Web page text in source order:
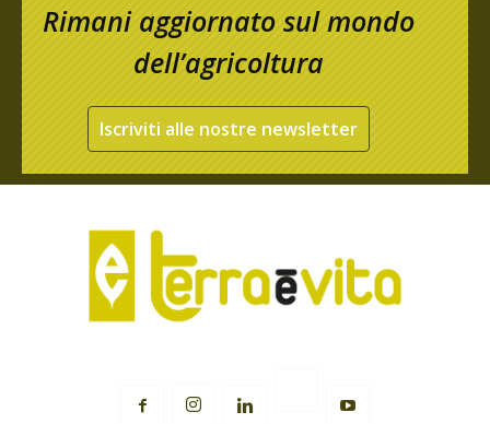
Rimani aggiornato sul mondo
dell’agricoltura
Iscriviti alle nostre newsletter